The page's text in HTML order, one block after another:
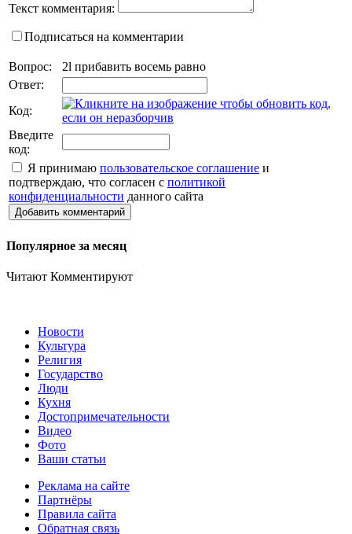
Текст комментария:
Подписаться на комментарии
Вопрос:
2l прибавить восемь равно
Ответ:
Код:
Введите
код:
Я принимаю пользовательское соглашение и
подтверждаю, что согласен с политикой
конфиденциальности данного сайта
Добавить комментарий
Популярное за месяц
Читают Комментируют
Новости
Культура
Религия
Государство
Люди
Кухня
Достопримечательности
Видео
Фото
Ваши статьи
Реклама на сайте
Партнёры
Правила сайта
Обратная связь